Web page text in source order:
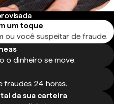
um toque
ou você suspeitar de fraude.
o dinheiro se move.
fraudes 24 horas.
da sua carteira